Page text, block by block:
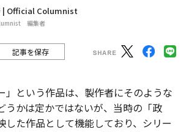
| Official Columnist
編集者
記事を保存
」という作品は、製作者にそのような
うかは定かではないが、当時の「政
した作品として機能しており、シリー